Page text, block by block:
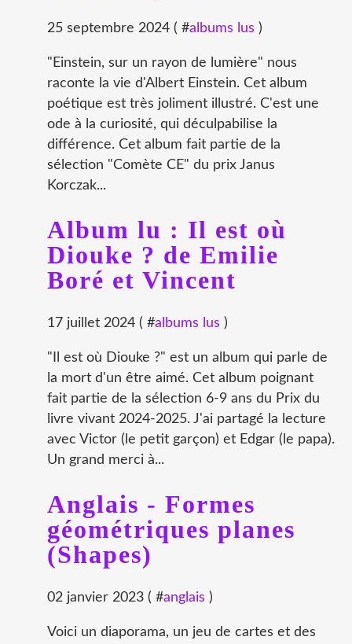
25 septembre 2024 ( #albums lus )
"Einstein, sur un rayon de lumière" nous
raconte la vie d'Albert Einstein. Cet album
poétique est très joliment illustré. C'est une
ode à la curiosité, qui déculpabilise la
différence. Cet album fait partie de la
sélection "Comète CE" du prix Janus
Korczak...
Album lu : Il est où
Diouke ? de Emilie
Boré et Vincent
17 juillet 2024 ( #albums lus )
"Il est où Diouke ?" est un album qui parle de
la mort d'un être aimé. Cet album poignant
fait partie de la sélection 6-9 ans du Prix du
livre vivant 2024-2025. J'ai partagé la lecture
avec Victor (le petit garçon) et Edgar (le papa).
Un grand merci à...
Anglais - Formes
géométriques planes
(Shapes)
02 janvier 2023 ( #anglais )
Voici un diaporama, un jeu de cartes et des